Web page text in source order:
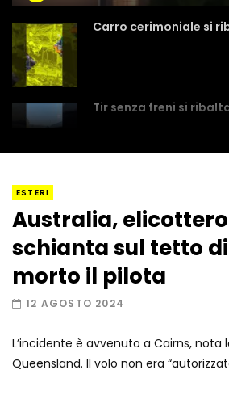
Carro cerimoniale si
Tir senza freni si
Amiocuggino fa
Record di baci in 30
ESTERI
Australia,
schianta sul tetto
morto il pilota
12 AGOSTO 2024
L’incidente è avvenuto a Cairns,
Queensland. Il volo non era